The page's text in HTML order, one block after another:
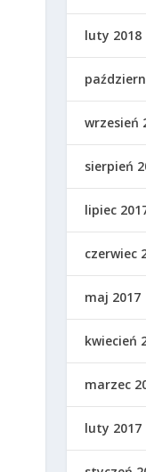
luty 2018
wrzesień
sierpień
lipiec
czerwiec
maj 2017
kwiecień
marzec
luty 2017